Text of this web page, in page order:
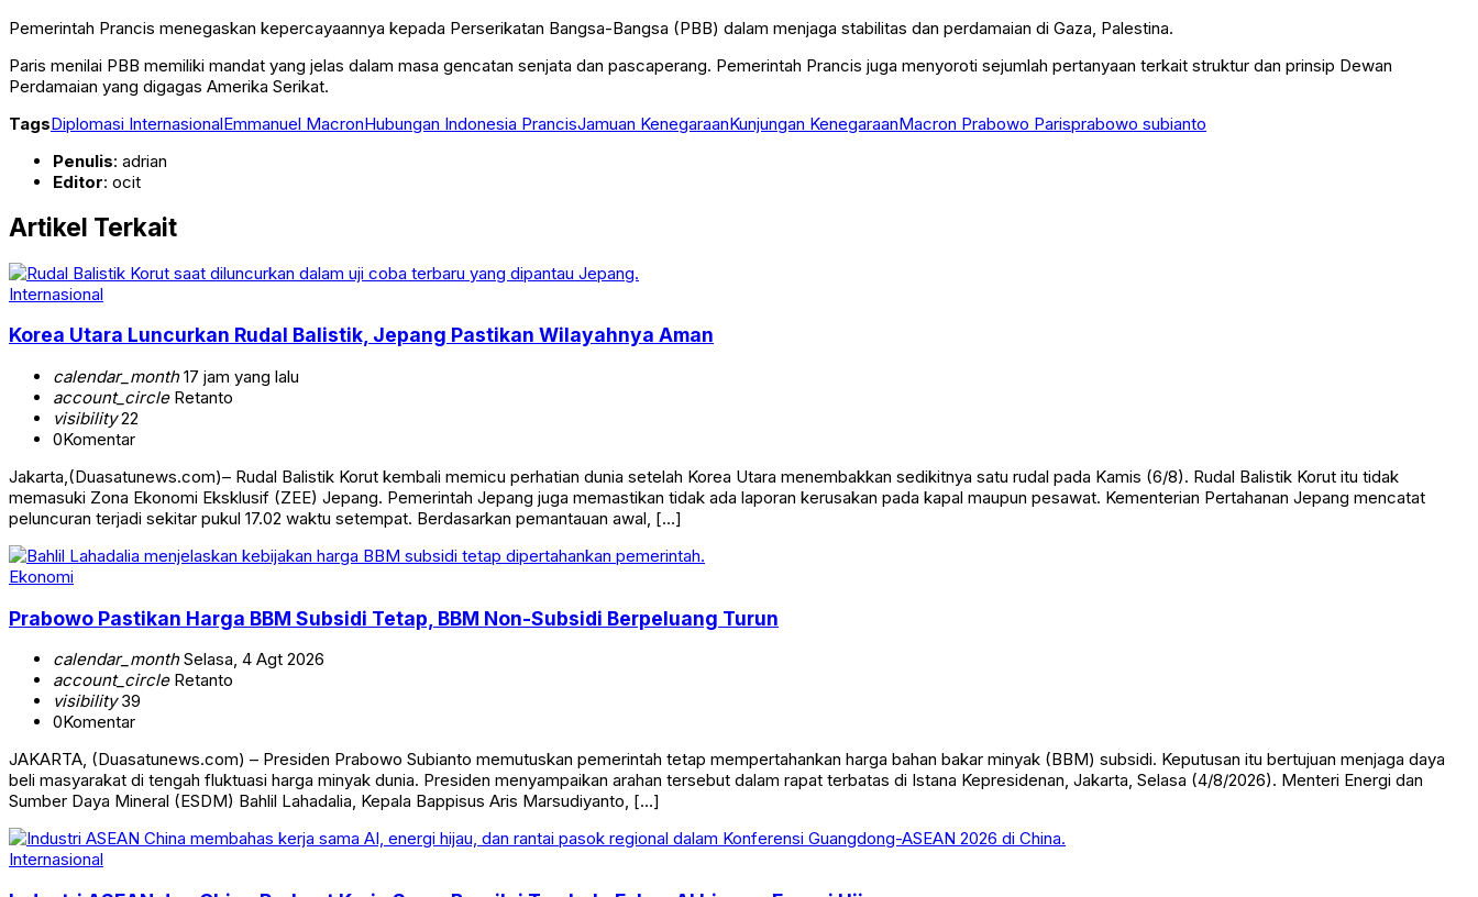
Pemerintah Prancis menegaskan kepercayaannya kepada Perserikatan Bangsa-Bangsa (PBB) dalam menjaga stabilitas dan perdamaian di Gaza, Palestina.
Paris menilai PBB memiliki mandat yang jelas dalam masa gencatan senjata dan pascaperang. Pemerintah Prancis juga menyoroti sejumlah pertanyaan terkait struktur dan prinsip Dewan
Perdamaian yang digagas Amerika Serikat.
TagsDiplomasi InternasionalEmmanuel MacronHubungan Indonesia PrancisJamuan KenegaraanKunjungan KenegaraanMacron Prabowo Parisprabowo subianto
Penulis: adrian
Editor: ocit
Artikel Terkait
Internasional
Korea Utara Luncurkan Rudal Balistik, Jepang Pastikan Wilayahnya Aman
calendar_month17 jam yang lalu
account_circleRetanto
visibility22
0Komentar
Jakarta,(Duasatunews.com)– Rudal Balistik Korut kembali memicu perhatian dunia setelah Korea Utara menembakkan sedikitnya satu rudal pada Kamis (6/8). Rudal Balistik Korut itu tidak
memasuki Zona Ekonomi Eksklusif (ZEE) Jepang. Pemerintah Jepang juga memastikan tidak ada laporan kerusakan pada kapal maupun pesawat. Kementerian Pertahanan Jepang mencatat
peluncuran terjadi sekitar pukul 17.02 waktu setempat. Berdasarkan pemantauan awal, […]
Ekonomi
Prabowo Pastikan Harga BBM Subsidi Tetap, BBM Non-Subsidi Berpeluang Turun
calendar_monthSelasa, 4 Agt 2026
account_circleRetanto
visibility39
0Komentar
JAKARTA, (Duasatunews.com) – Presiden Prabowo Subianto memutuskan pemerintah tetap mempertahankan harga bahan bakar minyak (BBM) subsidi. Keputusan itu bertujuan menjaga daya
beli masyarakat di tengah fluktuasi harga minyak dunia. Presiden menyampaikan arahan tersebut dalam rapat terbatas di Istana Kepresidenan, Jakarta, Selasa (4/8/2026). Menteri Energi dan
Sumber Daya Mineral (ESDM) Bahlil Lahadalia, Kepala Bappisus Aris Marsudiyanto, […]
Internasional